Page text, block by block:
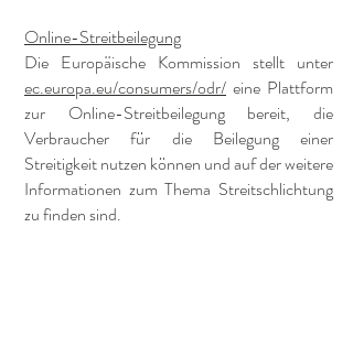
Online-Streitbeilegung
Die Europäische Kommission stellt unter
ec.europa.eu/consumers/odr/ eine Plattform
zur Online-Streitbeilegung bereit, die
Verbraucher für die Beilegung einer
Streitigkeit nutzen können und auf der weitere
Informationen zum Thema Streitschlichtung
zu finden sind.